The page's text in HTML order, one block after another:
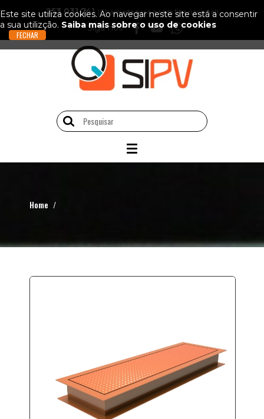
253 031 741 (Chamada para a rede fixa nacional)
Siga-nos
Home
Este site utiliza cookies. Ao navegar neste site está a consentir
a sua utilizção. Saiba mais sobre o uso de cookies